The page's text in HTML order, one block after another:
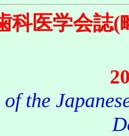
科医学会
the